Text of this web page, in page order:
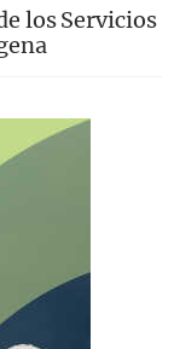
los Servicios